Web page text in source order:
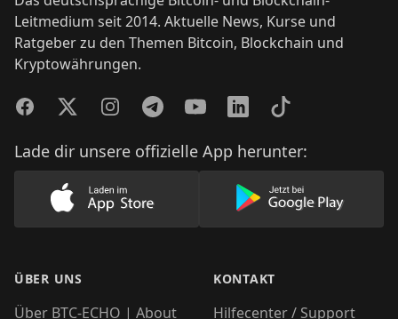
Leitmedium seit 2014. Aktuelle News, Kurse und
Ratgeber zu den Themen Bitcoin, Blockchain und
Kryptowährungen.
FacebookTwitterInstagramTelegramYouTubeLinkedInTikTok
Lade dir unsere offizielle App herunter:
Lade unsere App im AppStore herunter
Lade unsere
ÜBER UNS
Über BTC-ECHO | About
KONTAKT
Hilfecenter / Support